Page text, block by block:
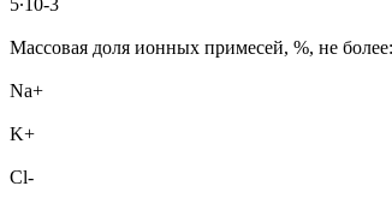
5∙10-3
Массовая доля ионных примесей, %, не более:
Na+
K+
Cl-